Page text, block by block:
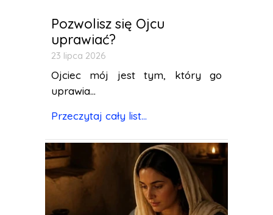
Pozwolisz się Ojcu
uprawiać?
23 lipca 2026
Ojciec mój jest tym, który go
uprawia...
Przeczytaj cały list...